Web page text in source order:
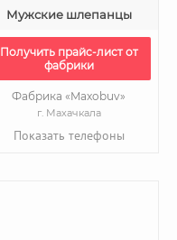
Мужские шлепанцы
Получить прайс-лист от
фабрики
Фабрика «Maxobuv»
г. Махачкала
Показать телефоны